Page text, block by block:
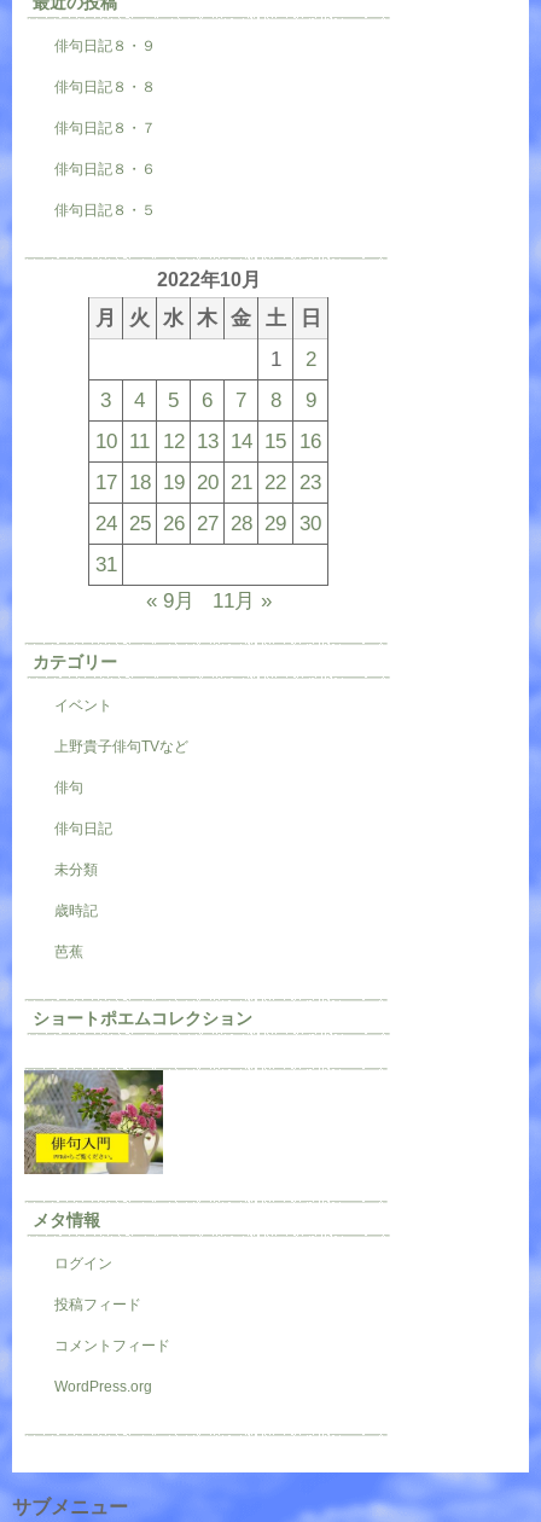
俳句日記８・９
俳句日記８・８
俳句日記８・７
俳句日記８・６
俳句日記８・５
2022年10月
月 火 水 木 金 土
日
1
2
3
4 5 6 7 8
9
10 11 12 13 14 15 16
17 18 19 20 21 22 23
24 25 26 27 28 29 30
31
« 9月
11月 »
カテゴリー
イベント
上野貴子俳句TVなど
俳句
俳句日記
未分類
歳時記
芭蕉
ショートポエムコレクション
メタ情報
ログイン
投稿フィード
コメントフィード
WordPress.org
サブメニュー